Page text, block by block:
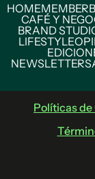
HOMEMEMBER
CAFÉ Y
BRAND
LIFESTYLE
NEWSLETTERS
Políticas de